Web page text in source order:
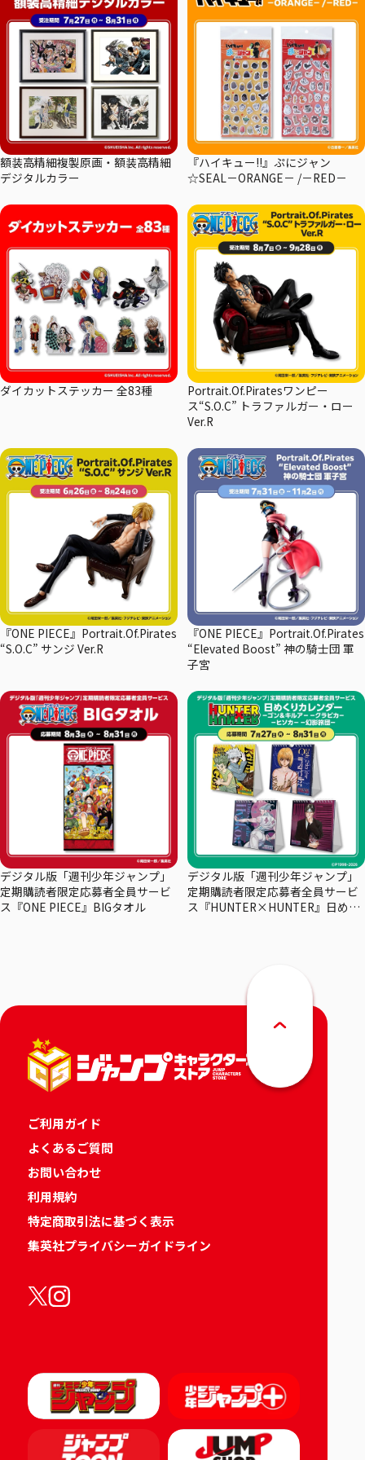
額装高精細複製原画・額装高精細
デジタルカラー
『ハイキュー!!』ぷにジャン
☆SEAL－ORANGE－ /－RED－
ダイカットステッカー 全83種
Portrait.Of.Piratesワンピー
ス“S.O.C” トラファルガー・ロー
Ver.R
『ONE PIECE』Portrait.Of.Pirates
“S.O.C” サンジ Ver.R
『ONE PIECE』Portrait.Of.Pirates
“Elevated Boost” 神の騎士団 軍
子宮
デジタル版「週刊少年ジャンプ」
定期購読者限定応募者全員サービ
ス『ONE PIECE』BIGタオル
デジタル版「週刊少年ジャンプ」
定期購読者限定応募者全員サービ
ス『HUNTER×HUNTER』日めく
ご利用ガイド
よくあるご質問
お問い合わせ
利用規約
特定商取引法に基づく表示
集英社プライバシーガイドライン